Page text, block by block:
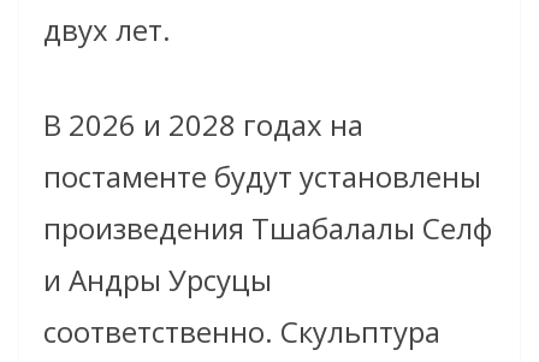
двух лет.
В 2026 и 2028 годах на
постаменте будут установлены
произведения Тшабалалы Селф
и Андры Урсуцы
соответственно. Скульптура